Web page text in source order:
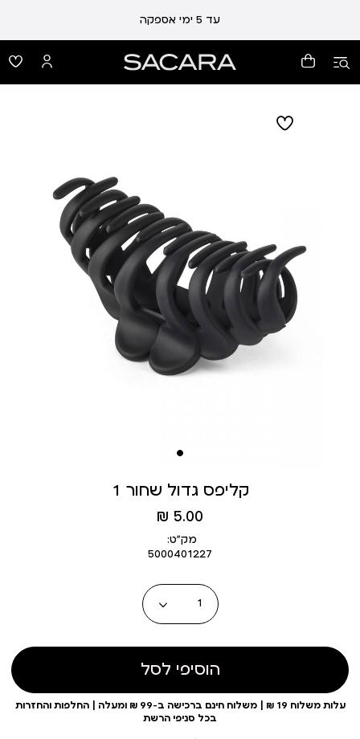
עד 5 ימי אספקה
קליפס גדול שחור 1
מחיר
מוצר
5.00 ₪
מק״ט:
5000401227
כמות
הוסיפי לסל
עלות משלוח 19 ₪ | משלוח חינם ברכישה ב-99 ₪ ומעלה | החלפות והחזרות
בכל סניפי הרשת